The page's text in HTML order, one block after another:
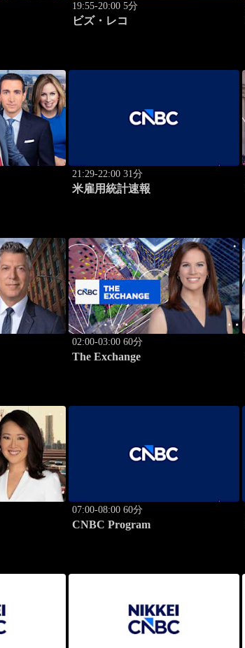
19:55-20:00 5分
ビズ・レコ
21:29-22:00 31分
米雇用統計速報
02:00-03:00 60分
The Exchange
07:00-08:00 60分
CNBC Program